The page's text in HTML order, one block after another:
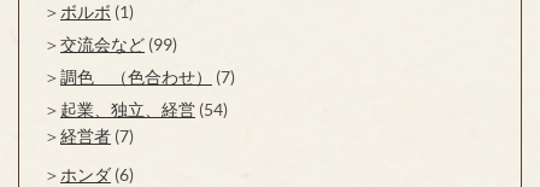
ボルボ (1)
交流会など (99)
調色 （色合わせ）
(7)
起業、独立、経営 (54)
経営者 (7)
ホンダ (6)